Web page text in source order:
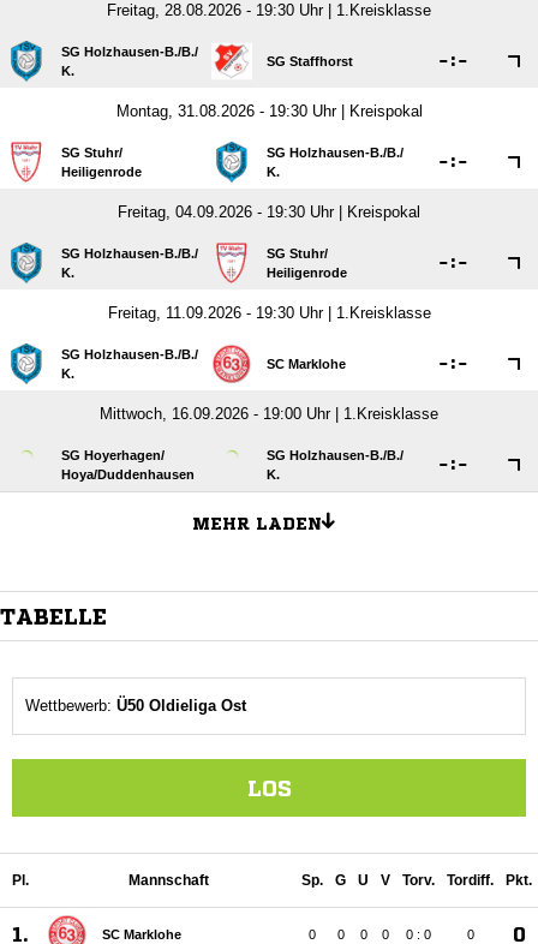
Freitag, 28.08.2026 - 19:30 Uhr | 1.Kreisklasse
SG Holzhausen-B./​B./​
K.
SG Staffhorst :
Montag, 31.08.2026 - 19:30 Uhr | Kreispokal
SG Stuhr/​
Heiligenrode
SG Holzhausen-B./​B./​
K.
:
Freitag, 04.09.2026 - 19:30 Uhr | Kreispokal
SG Holzhausen-B./​B./​
K.
SG Stuhr/​
Heiligenrode
:
Freitag, 11.09.2026 - 19:30 Uhr | 1.Kreisklasse
SG Holzhausen-B./​B./​
K.
SC Marklohe :
Mittwoch, 16.09.2026 - 19:00 Uhr | 1.Kreisklasse
SG Hoyerhagen/​
Hoya/​Duddenhausen
SG Holzhausen-B./​B./​
K.
:
MEHR LADEN
TABELLE
Wettbewerb: Ü50 Oldieliga Ost
LOS
Pl. Mannschaft Sp. G U V Torv. Tordiff. Pkt.
1. SC Marklohe 0 0 0 0 0 : 0 0 0